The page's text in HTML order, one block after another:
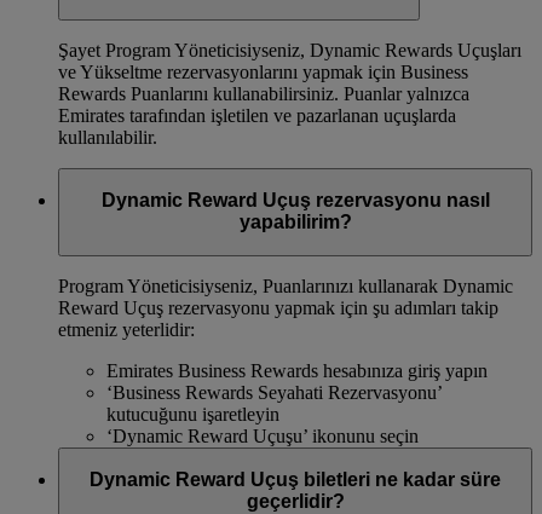
Şayet Program Yöneticisiyseniz, Dynamic Rewards Uçuşları
ve Yükseltme rezervasyonlarını yapmak için Business
Rewards Puanlarını kullanabilirsiniz. Puanlar yalnızca
Emirates tarafından işletilen ve pazarlanan uçuşlarda
kullanılabilir.
Dynamic Reward Uçuş rezervasyonu nasıl
yapabilirim?
Program Yöneticisiyseniz, Puanlarınızı kullanarak Dynamic
Reward Uçuş rezervasyonu yapmak için şu adımları takip
etmeniz yeterlidir:
Emirates Business Rewards hesabınıza giriş yapın
‘Business Rewards Seyahati Rezervasyonu’
kutucuğunu işaretleyin
‘Dynamic Reward Uçuşu’ ikonunu seçin
Dynamic Reward Uçuş biletleri ne kadar süre
geçerlidir?